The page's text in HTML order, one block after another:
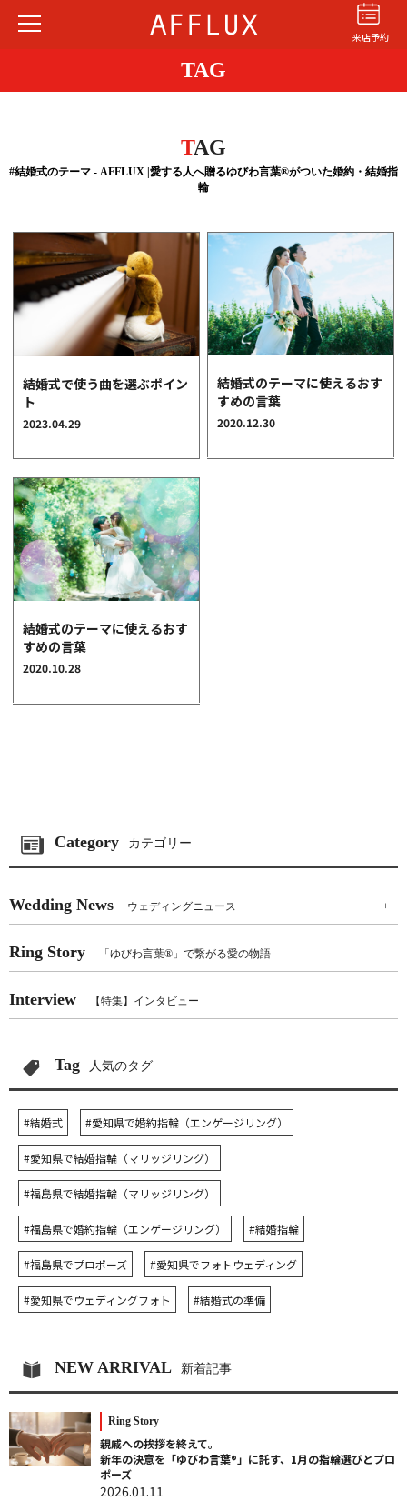
来店予約
商品カテゴリ
ショップ
AFFLUXについて
AFFLUXの永久保証®
無限大のオーダーメイド
ゆびわ言葉®
クオリティ
サービス
お役立ち記事
フェア・ニュース
ブログ・お客様の声
カタログ請求
06-7777-7370
TAG
TAG
#結婚式のテーマ - AFFLUX |愛する人へ贈るゆびわ言葉®がついた婚約・結婚指
輪
結婚式で使う曲を選ぶポイン
ト
2023.04.29
結婚式のテーマに使えるおす
すめの言葉
2020.12.30
結婚式のテーマに使えるおす
すめの言葉
2020.10.28
Category カテゴリー
Wedding News ウェディングニュース +
Ring Story 「ゆびわ言葉®」で繋がる愛の物語
Interview 【特集】インタビュー
Tag 人気のタグ
#結婚式 #愛知県で婚約指輪（エンゲージリング）
#愛知県で結婚指輪（マリッジリング）
#福島県で結婚指輪（マリッジリング）
#福島県で婚約指輪（エンゲージリング） #結婚指輪
#福島県でプロポーズ #愛知県でフォトウェディング
#愛知県でウェディングフォト #結婚式の準備
NEW ARRIVAL 新着記事
Ring Story
親戚への挨拶を終えて。
新年の決意を「ゆびわ言葉®」に託す、1月の指輪選びとプロ
ポーズ
2026.01.11